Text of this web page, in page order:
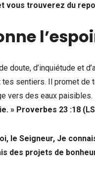
vous trouverez du
doute, d’inquiétude et
sentiers. Il promet de
vers des eaux
» Proverbes 23 :18
le Seigneur, Je
des projets de